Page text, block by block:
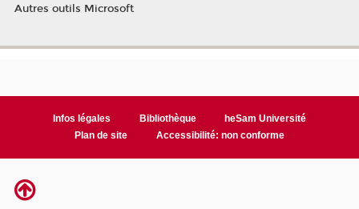
Autres outils Microsoft
Infos légales Bibliothèque
heSam Université
Plan de site
Accessibilité: non conforme